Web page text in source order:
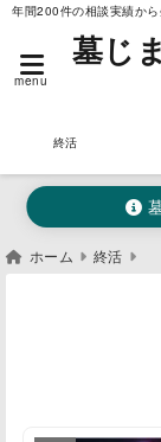
年間200件の相談実績か
menu
墓じ
終活
ホーム 終活